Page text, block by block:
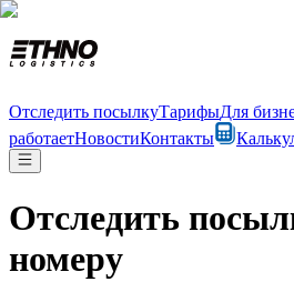
Отследить посылкуТарифыДля
работаетНовостиКонтакты
Отследить
номеру